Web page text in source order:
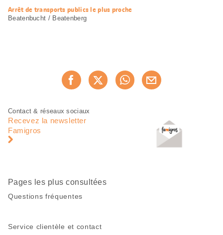
Arrêt de transports publics le plus proche
Beatenbucht / Beatenberg
Recommander maintenant
Pied
page
Navigation
pied
Contact & réseaux sociaux
Recevez la newsletter
Famigros
Pages les plus consultées
Questions fréquentes
Service clientèle et contact